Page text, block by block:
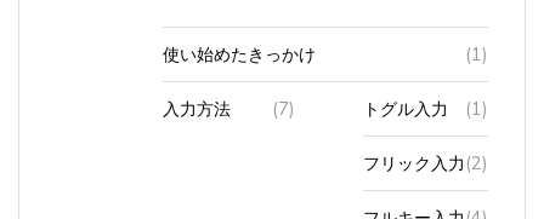
使い始めたきっかけ (1)
入力方法 (7) トグル入力 (1)
フリック入力 (2)
フルキー入力 (4)